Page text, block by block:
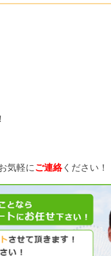
気軽にご連絡ください！